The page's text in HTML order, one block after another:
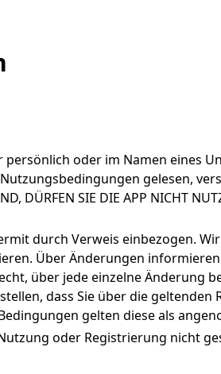
oder im Namen eines
gelesen,
DÜRFEN SIE DIE APP NICHT
durch Verweis einbezogen.
Über Änderungen
über jede einzelne Änderung
dass Sie über die geltenden
gelten diese als
oder Registrierung nicht